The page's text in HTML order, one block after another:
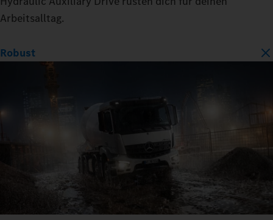
Arbeitsalltag.
Robust